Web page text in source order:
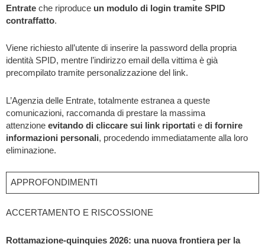
Entrate che riproduce un modulo di login tramite SPID
contraffatto.
Viene richiesto all’utente di inserire la password della propria
identità SPID, mentre l’indirizzo email della vittima è già
precompilato tramite personalizzazione del link.
L’Agenzia delle Entrate, totalmente estranea a queste
comunicazioni, raccomanda di prestare la massima
attenzione evitando di cliccare sui link riportati e di fornire
informazioni personali, procedendo immediatamente alla loro
eliminazione.
APPROFONDIMENTI
ACCERTAMENTO E RISCOSSIONE
Rottamazione-quinquies 2026: una nuova frontiera per la